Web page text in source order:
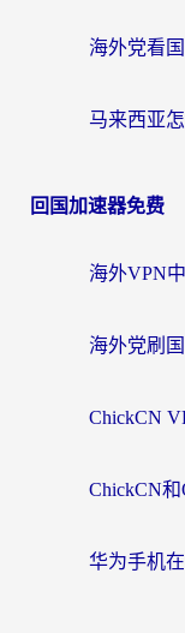
回国加速器免费